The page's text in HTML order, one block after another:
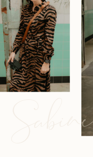
Sabine